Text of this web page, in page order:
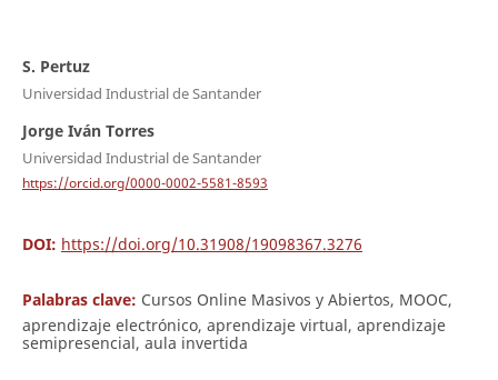
S. Pertuz
Universidad Industrial de Santander
Jorge Iván Torres
Universidad Industrial de Santander
https://orcid.org/0000-0002-5581-8593
DOI: https://doi.org/10.31908/19098367.3276
Palabras clave: Cursos Online Masivos y Abiertos, MOOC,
aprendizaje electrónico, aprendizaje virtual, aprendizaje
semipresencial, aula invertida